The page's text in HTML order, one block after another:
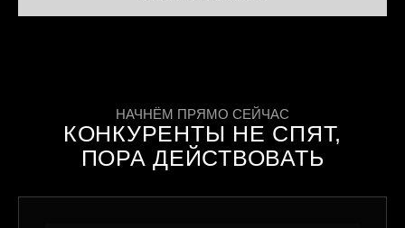
НАЧНЁМ ПРЯМО СЕЙЧАС
КОНКУРЕНТЫ НЕ СПЯТ,
ПОРА ДЕЙСТВОВАТЬ